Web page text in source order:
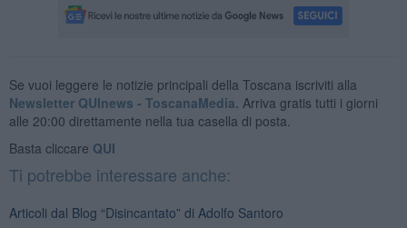
Se vuoi leggere le notizie principali della Toscana iscriviti alla
Newsletter QUInews - ToscanaMedia. Arriva gratis tutti i giorni
alle 20:00 direttamente nella tua casella di posta.
Basta cliccare QUI
Ti potrebbe interessare anche:
Articoli dal Blog “Disincantato” di Adolfo Santoro